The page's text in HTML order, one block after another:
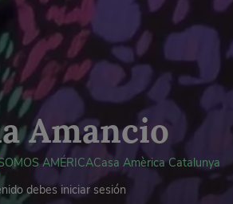
Amancio
AMÉRICACasa Amèrica Catalunya
debes iniciar sesión